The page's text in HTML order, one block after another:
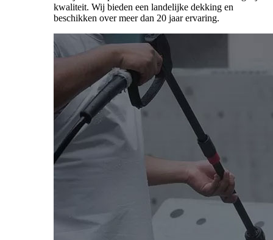
kwaliteit. Wij bieden een landelijke dekking en
beschikken over meer dan 20 jaar ervaring.